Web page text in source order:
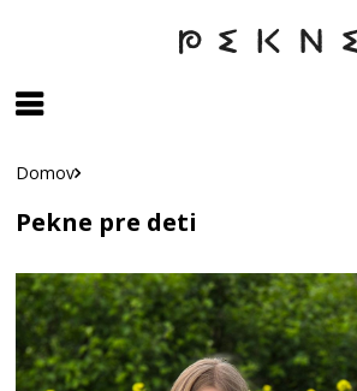
Domov
Pekne pre deti